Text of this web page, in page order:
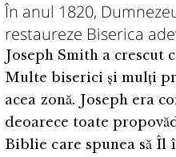
În anul 1820,
restaureze Biserica
Joseph Smith a
Multe biserici și mulți
acea zonă. Joseph era
deoarece toate
Biblie care spunea să Îl